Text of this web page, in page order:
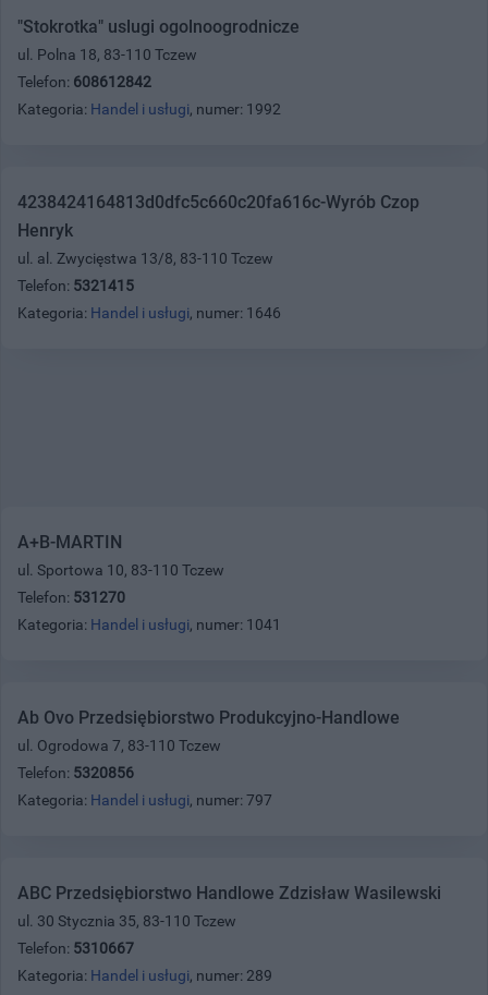
"Stokrotka" uslugi ogolnoogrodnicze
ul. Polna 18, 83-110 Tczew
Telefon: 608612842
Kategoria: Handel i usługi, numer: 1992
4238424164813d0dfc5c660c20fa616c-Wyrób Czop
Henryk
ul. al. Zwycięstwa 13/8, 83-110 Tczew
Telefon: 5321415
Kategoria: Handel i usługi, numer: 1646
A+B-MARTIN
ul. Sportowa 10, 83-110 Tczew
Telefon: 531270
Kategoria: Handel i usługi, numer: 1041
Ab Ovo Przedsiębiorstwo Produkcyjno-Handlowe
ul. Ogrodowa 7, 83-110 Tczew
Telefon: 5320856
Kategoria: Handel i usługi, numer: 797
ABC Przedsiębiorstwo Handlowe Zdzisław Wasilewski
ul. 30 Stycznia 35, 83-110 Tczew
Telefon: 5310667
Kategoria: Handel i usługi, numer: 289